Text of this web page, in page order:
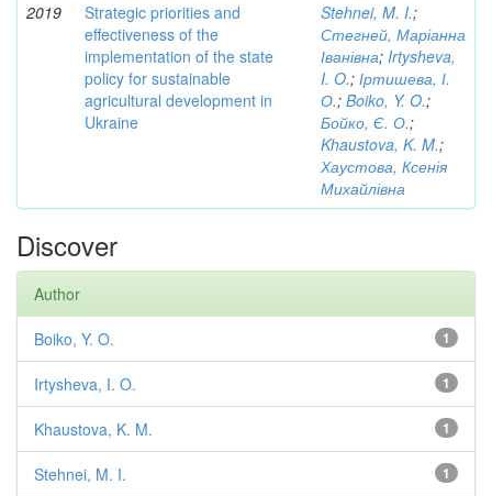
2019
Strategic priorities and
effectiveness of the
implementation of the state
policy for sustainable
agricultural development in
Ukraine
Stehnei, M. I.;
Стегней, Маріанна
Іванівна; Irtysheva,
I. O.; Іртишева, І.
О.; Boiko, Y. O.;
Бойко, Є. О.;
Khaustova, K. M.;
Хаустова, Ксенія
Михайлівна
Discover
Author
1
Boiko, Y. O.
1
Irtysheva, I. O.
1
Khaustova, K. M.
1
Stehnei, M. I.